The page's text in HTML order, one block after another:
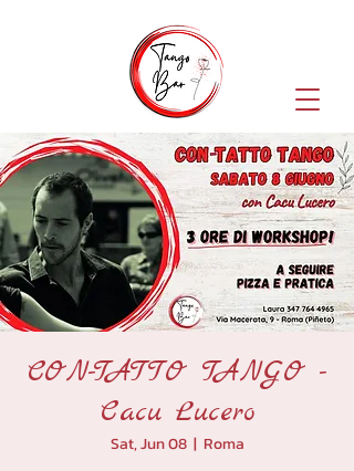
CON-TATTO TANGO -
Cacu Lucero
Sat, Jun 08
  |
Roma